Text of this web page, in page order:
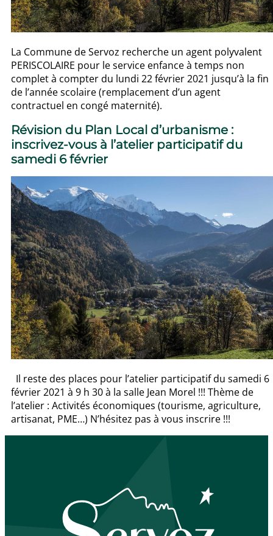
La Commune de Servoz recherche un agent polyvalent
PERISCOLAIRE pour le service enfance à temps non
complet à compter du lundi 22 février 2021 jusqu’à la fin
de l’année scolaire (remplacement d’un agent
contractuel en congé maternité).
Révision du Plan Local d’urbanisme :
inscrivez-vous à l’atelier participatif du
samedi 6 février
Il reste des places pour l’atelier participatif du samedi 6
février 2021 à 9 h 30 à la salle Jean Morel !!! Thème de
l’atelier : Activités économiques (tourisme, agriculture,
artisanat, PME…) N’hésitez pas à vous inscrire !!!